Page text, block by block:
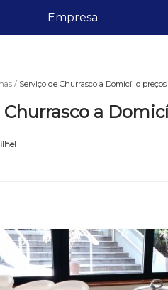
Empresa
Serviço de Churrasco a Domicílio
Churrasco a